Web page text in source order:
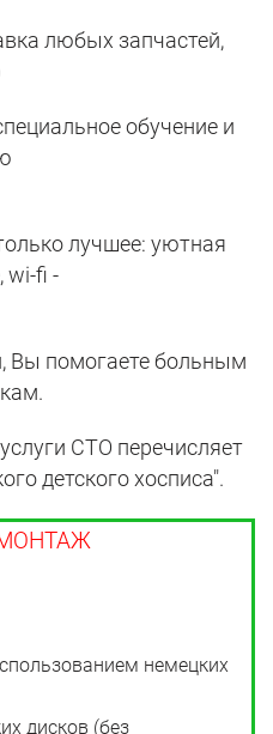
любых запчастей,
обучение и
лучшее: уютная
wi-fi -
Вы помогаете больным
СТО перечисляет
детского хосписа".
немецких
дисков (без